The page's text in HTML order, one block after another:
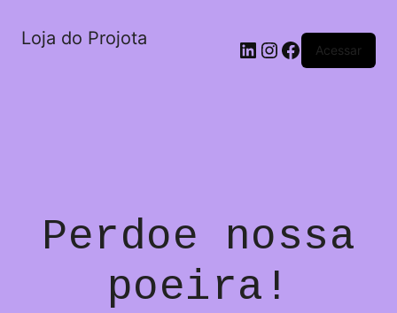
Loja do Projota LinkedIn
Instagram
Facebook
Acessar
Perdoe nossa
poeira!